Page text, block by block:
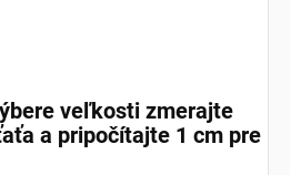
veľkosti zmerajte
a pripočítajte 1 cm pre